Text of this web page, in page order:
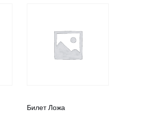
Билет Ложа